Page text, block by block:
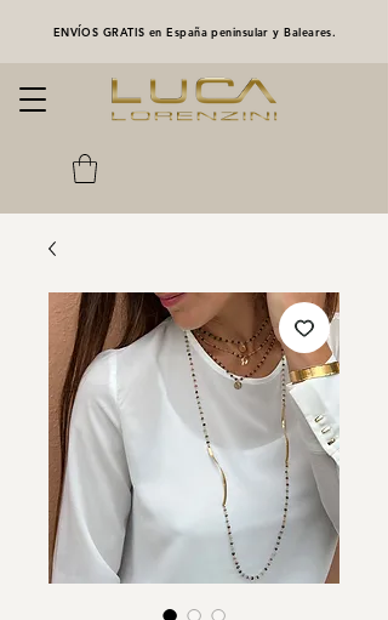
ENVÍOS GRATIS en España peninsular y Baleares.